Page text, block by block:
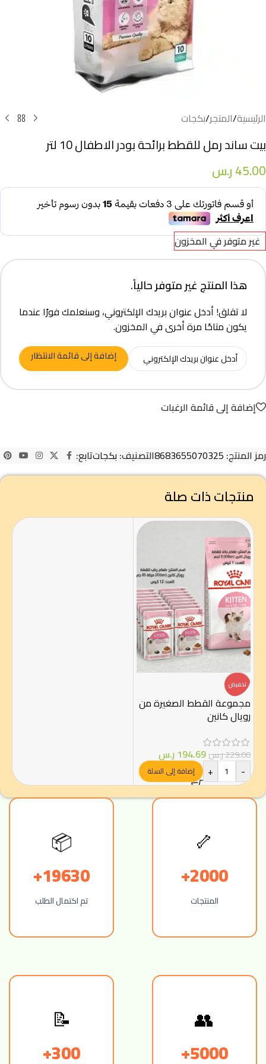
الرئيسية/المتجر/بكجات
بيت ساند رمل للقطط برائحة بودر الاطفال 10 لتر
45.00ر.س
غير متوفر في المخزون
هذا المنتج غير متوفر حالياً.
لا تقلق! أدخل عنوان بريدك الإلكتروني، وسنعلمك فورًا عندما
يكون متاحًا مرة أخرى في المخزون.
إضافة إلى قائمة الانتظار
إضافة إلى قائمة الرغبات
رمز المنتج: 8683655070325التصنيف: بكجاتتابع:
منتجات ذات صلة
تخفيض
مجموعة القطط الصغيرة من
رويال كانين
229.00ر.س194.69 ر.س
-
+ إضافة إلى السلة
🦴
2000+
المنتجات
📦
19630+
تم اكتمال الطلب
👥
5000+
📝
300+